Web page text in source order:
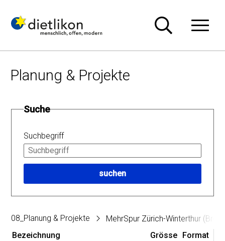
Planung & Projekte
Suche
Suchbegriff
suchen
08_Planung & Projekte
MehrSpur Zürich-Winterthur
Bezeichnung
Grösse Format